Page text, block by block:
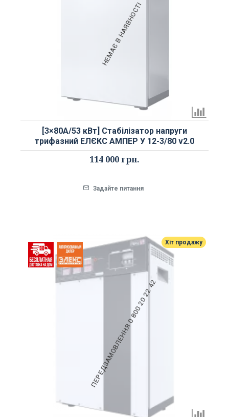
НЕМАЄ В НАЯВНОСТІ
[3×80А/53 кВт] Стабілізатор напруги
трифазний ЕЛЄКС АМПЕР У 12-3/80 v2.0
114 000 грн.
Задайте питання
Хіт продажу
ПЕРЕДЗАМОВЛЕННЯ 0 800 20 22 42